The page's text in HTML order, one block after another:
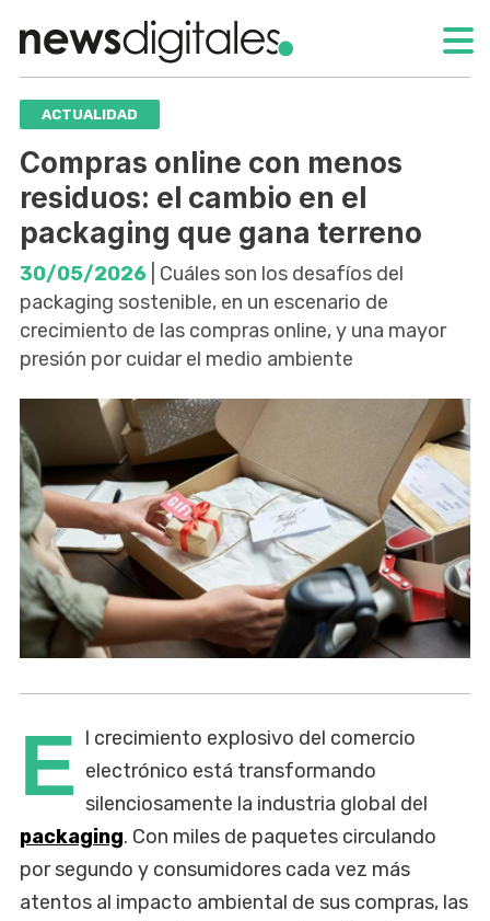
ACTUALIDAD
Compras online con menos
residuos: el cambio en el
packaging que gana terreno
30/05/2026 | Cuáles son los desafíos del
packaging sostenible, en un escenario de
crecimiento de las compras online, y una mayor
presión por cuidar el medio ambiente
E l crecimiento explosivo del comercio
electrónico está transformando
silenciosamente la industria global del
packaging. Con miles de paquetes circulando
por segundo y consumidores cada vez más
atentos al impacto ambiental de sus compras, las